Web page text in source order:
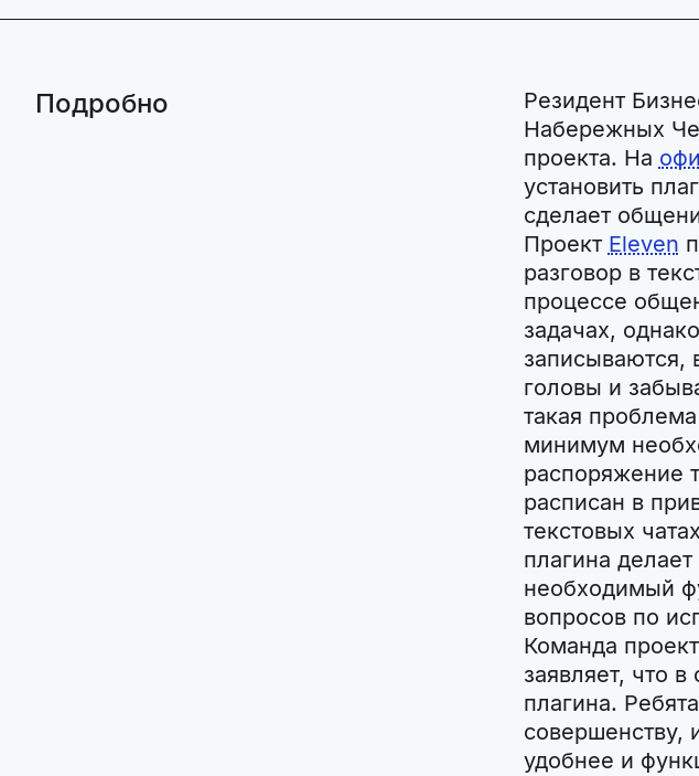
Подробно
Резидент
Набережных
проекта. На
установить
сделает
Проект Eleven
разговор в
процессе
задачах,
записываются,
головы и
такая
минимум
распоряжение
расписан в
текстовых
плагина
необходимый
вопросов по
Команда
заявляет, что
плагина.
совершенству,
удобнее и